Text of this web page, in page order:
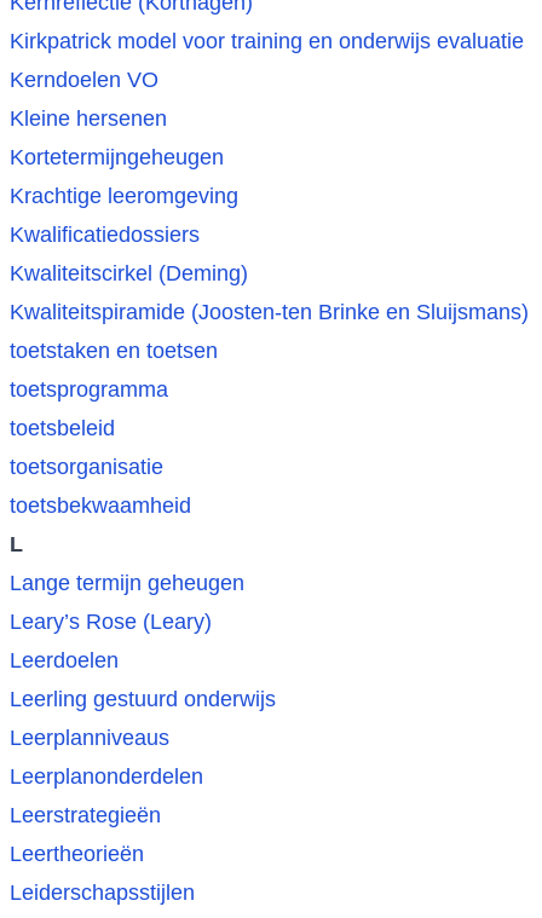
Kirkpatrick model voor training en onderwijs evaluatie
Kerndoelen VO
Kleine hersenen
Kortetermijngeheugen
Krachtige leeromgeving
Kwalificatiedossiers
Kwaliteitscirkel (Deming)
Kwaliteitspiramide (Joosten-ten Brinke en Sluijsmans)
toetstaken en toetsen
toetsprogramma
toetsbeleid
toetsorganisatie
toetsbekwaamheid
L
Lange termijn geheugen
Leary’s Rose (Leary)
Leerdoelen
Leerling gestuurd onderwijs
Leerplanniveaus
Leerplanonderdelen
Leerstrategieën
Leertheorieën
Leiderschapsstijlen